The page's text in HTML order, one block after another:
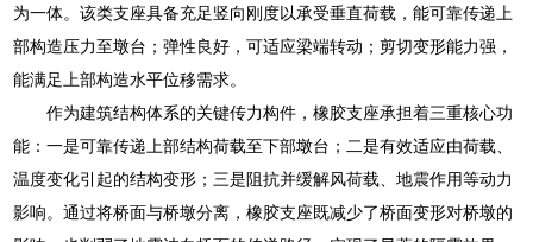
为一体。该类支座具备充足竖向刚度以承受垂直荷载，能可靠传递上
部构造压力至墩台；弹性良好，可适应梁端转动；剪切变形能力强，
能满足上部构造水平位移需求。
作为建筑结构体系的关键传力构件，橡胶支座承担着三重核心功
能：一是可靠传递上部结构荷载至下部墩台；二是有效适应由荷载、
温度变化引起的结构变形；三是阻抗并缓解风荷载、地震作用等动力
影响。通过将桥面与桥墩分离，橡胶支座既减少了桥面变形对桥墩的